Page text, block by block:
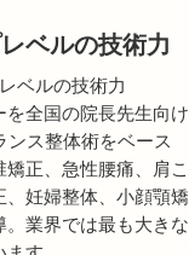
ベルの技術力
全国の院長先生向け
ンス整体術をベース
正、急性腰痛、肩こ
、妊婦整体、小顔顎矯
業界では最も大きな